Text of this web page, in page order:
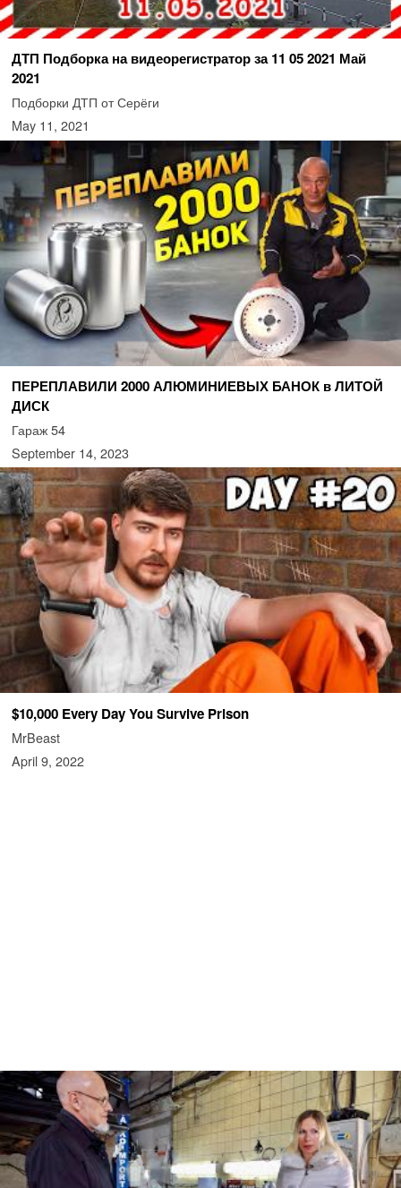
ДТП Подборка на видеорегистратор за 11 05 2021 Май
2021
Подборки ДТП от Серёги
May 11, 2021
ПЕРЕПЛАВИЛИ 2000 АЛЮМИНИЕВЫХ БАНОК в ЛИТОЙ
ДИСК
Гараж 54
September 14, 2023
$10,000 Every Day You Survive Prison
MrBeast
April 9, 2022